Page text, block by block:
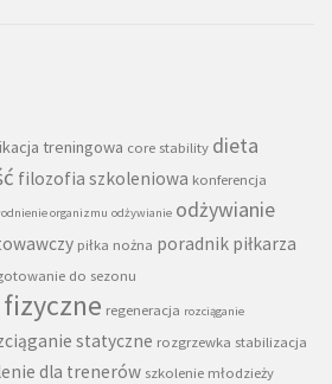
treningowa core stability dieta
filozofia szkoleniowa konferencja
organizmu odżywianie odżywianie
piłka nożna poradnik piłkarza
do sezonu
regeneracja rozciąganie
statyczne rozgrzewka stabilizacja
dla trenerów szkolenie młodzieży